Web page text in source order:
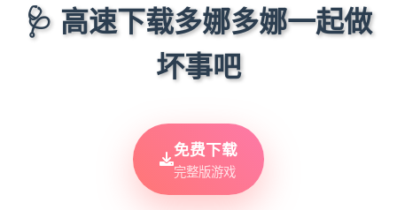
🩺 高速下载多娜多娜一起做
坏事吧
免费下载
完整版游戏